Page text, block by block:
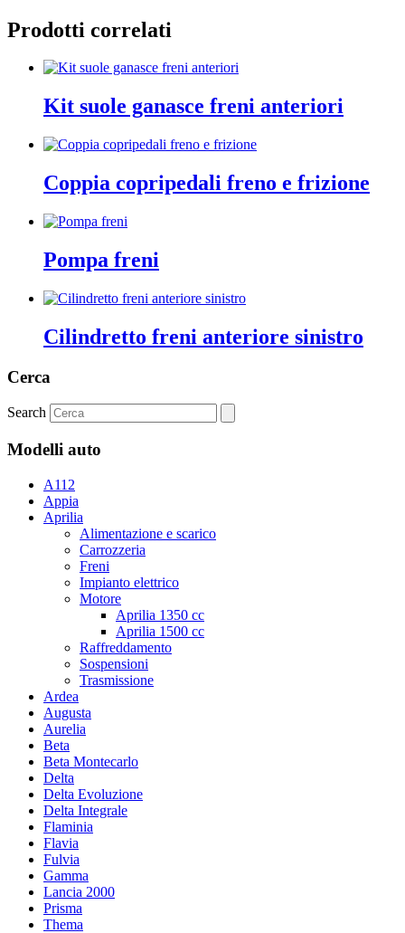
Prodotti correlati
Kit suole ganasce freni anteriori
Coppia copripedali freno e frizione
Pompa freni
Cilindretto freni anteriore sinistro
Cerca
Search
Modelli auto
A112
Appia
Aprilia
Alimentazione e scarico
Carrozzeria
Freni
Impianto elettrico
Motore
Aprilia 1350 cc
Aprilia 1500 cc
Raffreddamento
Sospensioni
Trasmissione
Ardea
Augusta
Aurelia
Beta
Beta Montecarlo
Delta
Delta Evoluzione
Delta Integrale
Flaminia
Flavia
Fulvia
Gamma
Lancia 2000
Prisma
Thema